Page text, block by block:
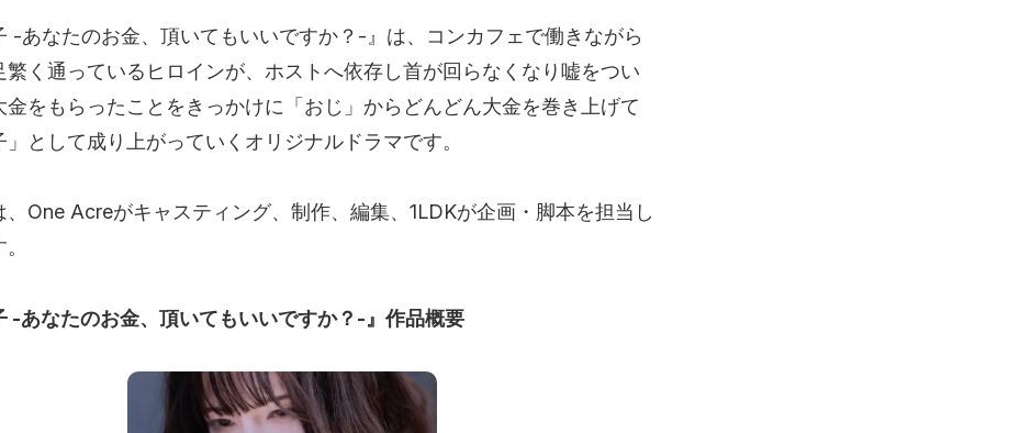
-あなたのお金、頂いてもいいですか？-』は、コンカフェで働きながら
繁く通っているヒロインが、ホストへ依存し首が回らなくなり嘘をつい
金をもらったことをきっかけに「おじ」からどんどん大金を巻き上げて
」として成り上がっていくオリジナルドラマです。
、One Acreがキャスティング、制作、編集、1LDKが企画・脚本を担当し
-あなたのお金、頂いてもいいですか？-』作品概要